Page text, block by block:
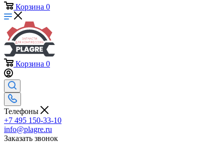
Корзина 0
Корзина 0
Телефоны
+7 495 150-33-10
info@plagre.ru
Заказать звонок